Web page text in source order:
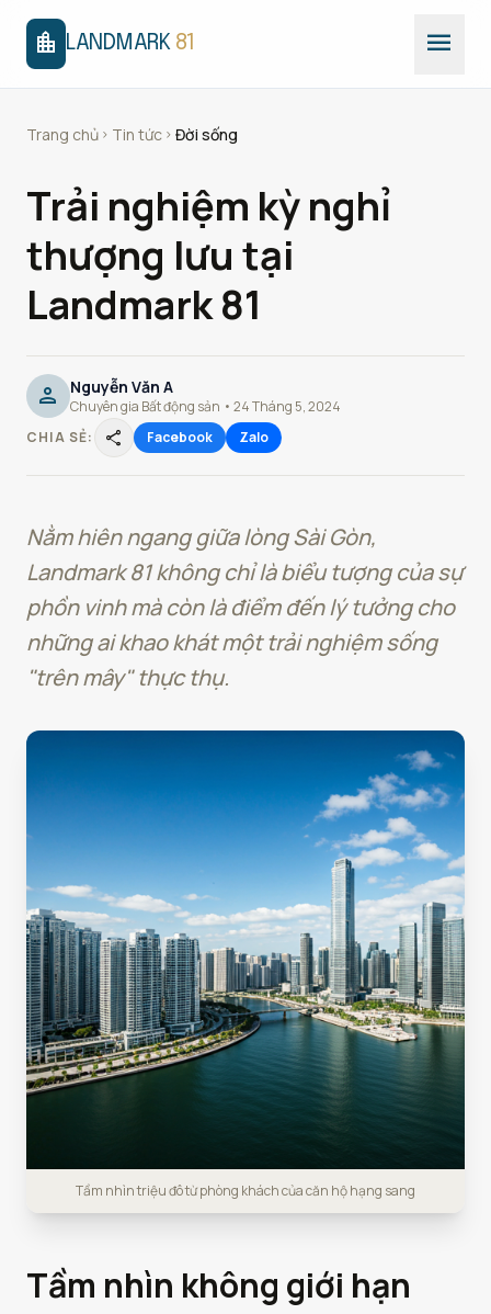
location_city LANDMARK 81 menu
Trang chủ chevron_right Tin tức chevron_right Đời sống
Trải nghiệm kỳ nghỉ
thượng lưu tại
Landmark 81
person Nguyễn Văn A
Chuyên gia Bất động sản • 24 Tháng 5, 2024
CHIA SẺ:
share Facebook Zalo
Nằm hiên ngang giữa lòng Sài Gòn,
Landmark 81 không chỉ là biểu tượng của sự
phồn vinh mà còn là điểm đến lý tưởng cho
những ai khao khát một trải nghiệm sống
"trên mây" thực thụ.
Tầm nhìn triệu đô từ phòng khách của căn hộ hạng sang
Tầm nhìn không giới hạn